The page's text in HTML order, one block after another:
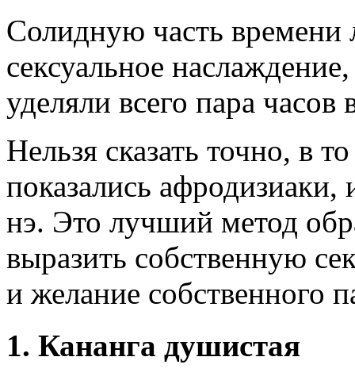
Солидную часть времени
сексуальное
уделяли всего пара часов
Нельзя сказать точно, в
показались афродизиаки,
нэ. Это лучший метод
выразить собственную
и желание собственного
1. Кананга душистая